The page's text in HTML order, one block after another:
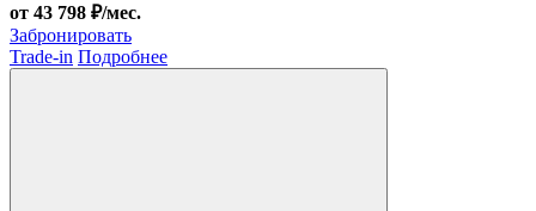
от 43 798 ₽/мес.
Забронировать
Trade-in Подробнее